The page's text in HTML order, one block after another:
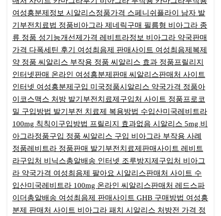
여성흥분제정보 시알리스정품가격 스페니쉬플라이 남자 발
기부전치료법 정품비아그라 제네릭구매 필름형 비아그라 종
류 정품 성기능개선제가격 레비트라정보 비아그라 약국판매
가격 다폭세틴 후기 여성최음제 판매사이트 여성최음제복제
약 정품 씨알리스 부작용 정품 씨알리스 효과 정품프릴리지
인터넷판매 온라인 여성흥분제판매 씨알리스판매처 사이트
인터넷 여성흥분제구입 미국정품시알리스 약국가격 정품아
이코스맥스 처방 발기부전치료제구입처 사이트 정품프로코
밀 구입방법 발기부전 치료제 복용방법 수입산미국레비트라
100mg 칙칙이구입방법 프릴리지 효과없음 시알리스 5mg 비
아그라정품구입 정품 씨알리스 구입 비아그라 부작용 사례
정품레비트라 정품판매 발기부전치료제판매사이트 레비트
라구입처 비닉스총알배송 인터넷 조루방지제구입처 비아그
라 약국가격 여성최음제 팔아요 시알리스판매처 사이트 수
입산미국레비트라 100mg 온라인 씨알리스판매처 레드스파
이더총알배송 여성최음제 판매사이트 GHB 구매방법 여성흥
분제 판매처 사이트 비아그라 패치 시알리스 처방전 가격 정